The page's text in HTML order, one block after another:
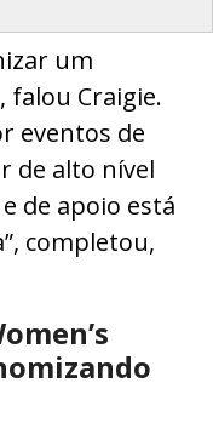
um
falou Craigie.
eventos de
de alto nível
de apoio está
completou,